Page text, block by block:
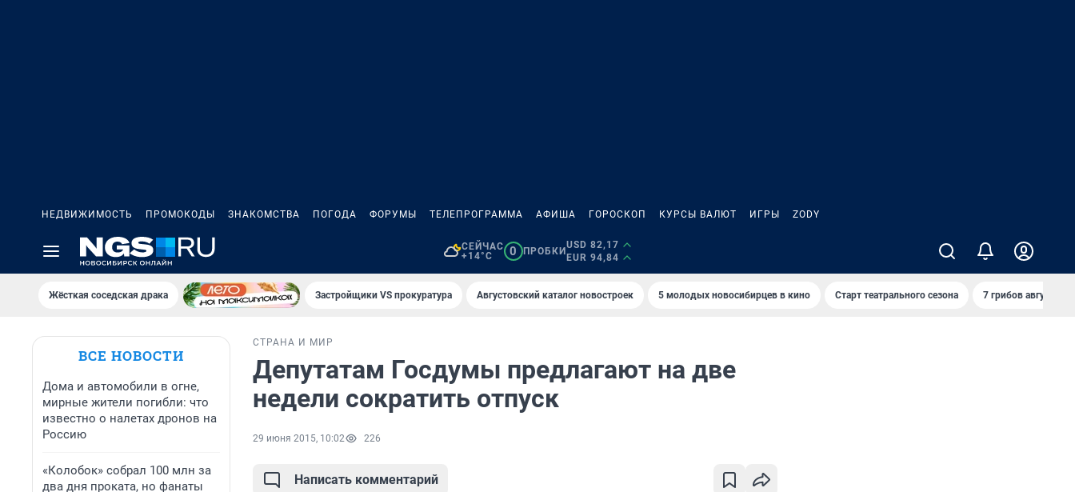
НЕДВИЖИМОСТЬ ПРОМОКОДЫ ЗНАКОМСТВА ПОГОДА ФОРУМЫ ТЕЛЕПРОГРАММА АФИША ГОРОСКОП КУРСЫ ВАЛЮТ ИГРЫ ZODY
СЕЙЧАС
+14°C
0 ПРОБКИ
USD 82,17
EUR 94,84
Жёсткая соседская драка Застройщики VS прокуратура Августовский каталог новостроек 5 молодых новосибирцев в кино Старт театрального сезона 7 грибов августа
ВСЕ НОВОСТИ
Дома и автомобили в огне,
мирные жители погибли: что
известно о налетах дронов на
Россию
«Колобок» собрал 100 млн за
два дня проката, но фанаты
СТРАНА И МИР
Депутатам Госдумы предлагают на две
недели сократить отпуск
29 июня 2015, 10:02 226
Написать комментарий